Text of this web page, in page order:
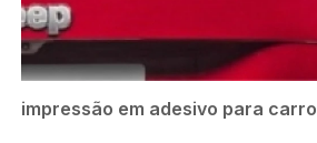
impressão em adesivo para carro